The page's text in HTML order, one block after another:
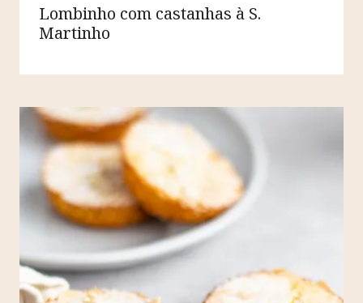
Lombinho com castanhas à S.
Martinho